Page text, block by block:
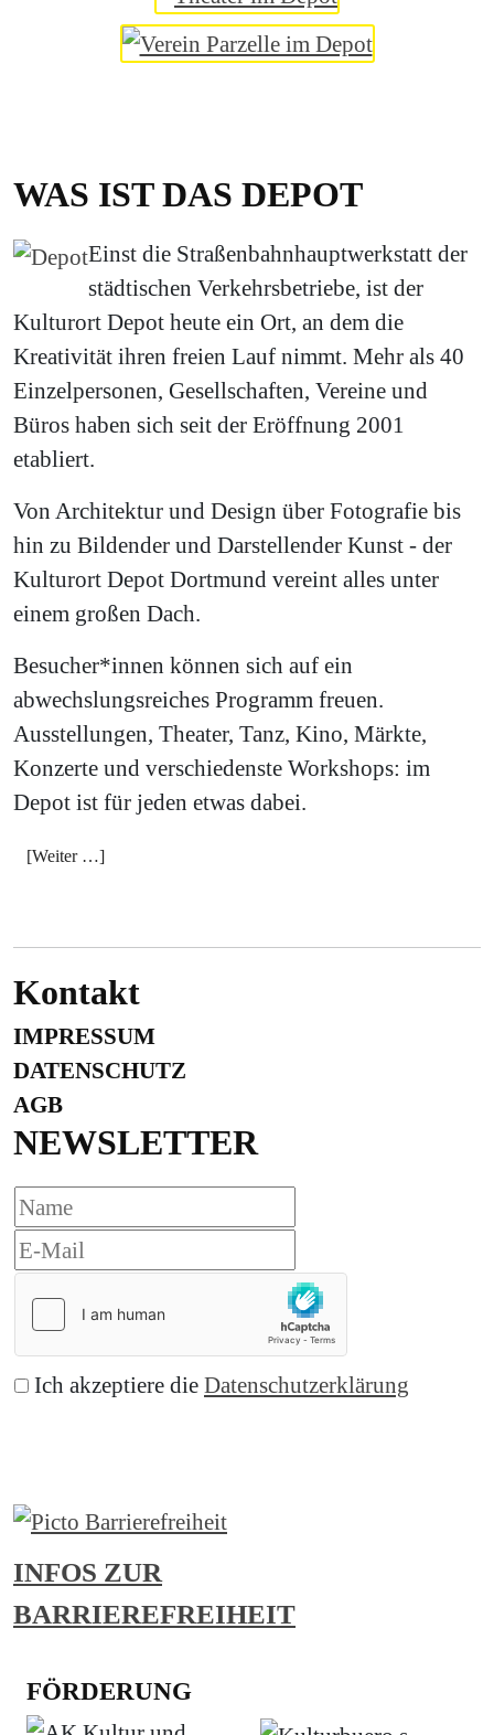
WAS IST DAS DEPOT
Einst die Straßenbahnhauptwerkstatt der
städtischen Verkehrsbetriebe, ist der
Kulturort Depot heute ein Ort, an dem die
Kreativität ihren freien Lauf nimmt. Mehr als 40
Einzelpersonen, Gesellschaften, Vereine und
Büros haben sich seit der Eröffnung 2001
etabliert.
Von Architektur und Design über Fotografie bis
hin zu Bildender und Darstellender Kunst - der
Kulturort Depot Dortmund vereint alles unter
einem großen Dach.
Besucher*innen können sich auf ein
abwechslungsreiches Programm freuen.
Ausstellungen, Theater, Tanz, Kino, Märkte,
Konzerte und verschiedenste Workshops: im
Depot ist für jeden etwas dabei.
[Weiter …]
Kontakt
IMPRESSUM
DATENSCHUTZ
AGB
NEWSLETTER
Ich akzeptiere die Datenschutzerklärung
INFOS ZUR
BARRIEREFREIHEIT
FÖRDERUNG